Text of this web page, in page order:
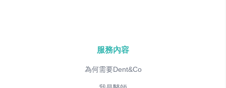
服務內容
為何需要Dent&Co